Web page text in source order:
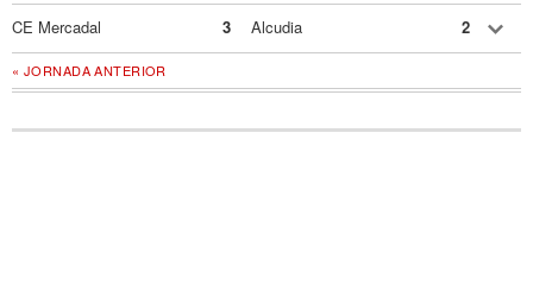
CE Mercadal 3 Alcudia 2
« JORNADA ANTERIOR